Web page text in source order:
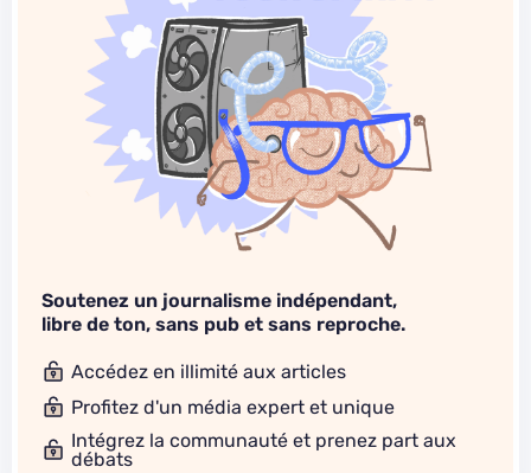
Soutenez un journalisme indépendant,
libre de ton, sans pub et sans reproche.
Accédez en illimité aux articles
Profitez d'un média expert et unique
Intégrez la communauté et prenez part aux
débats